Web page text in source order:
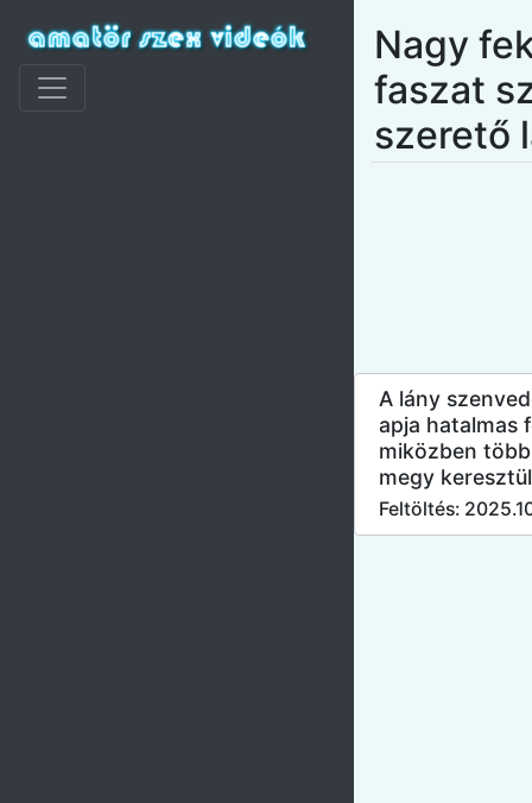
Nagy
faszat
szerető
A lány
apja hatalmas
miközben
megy
Feltöltés: